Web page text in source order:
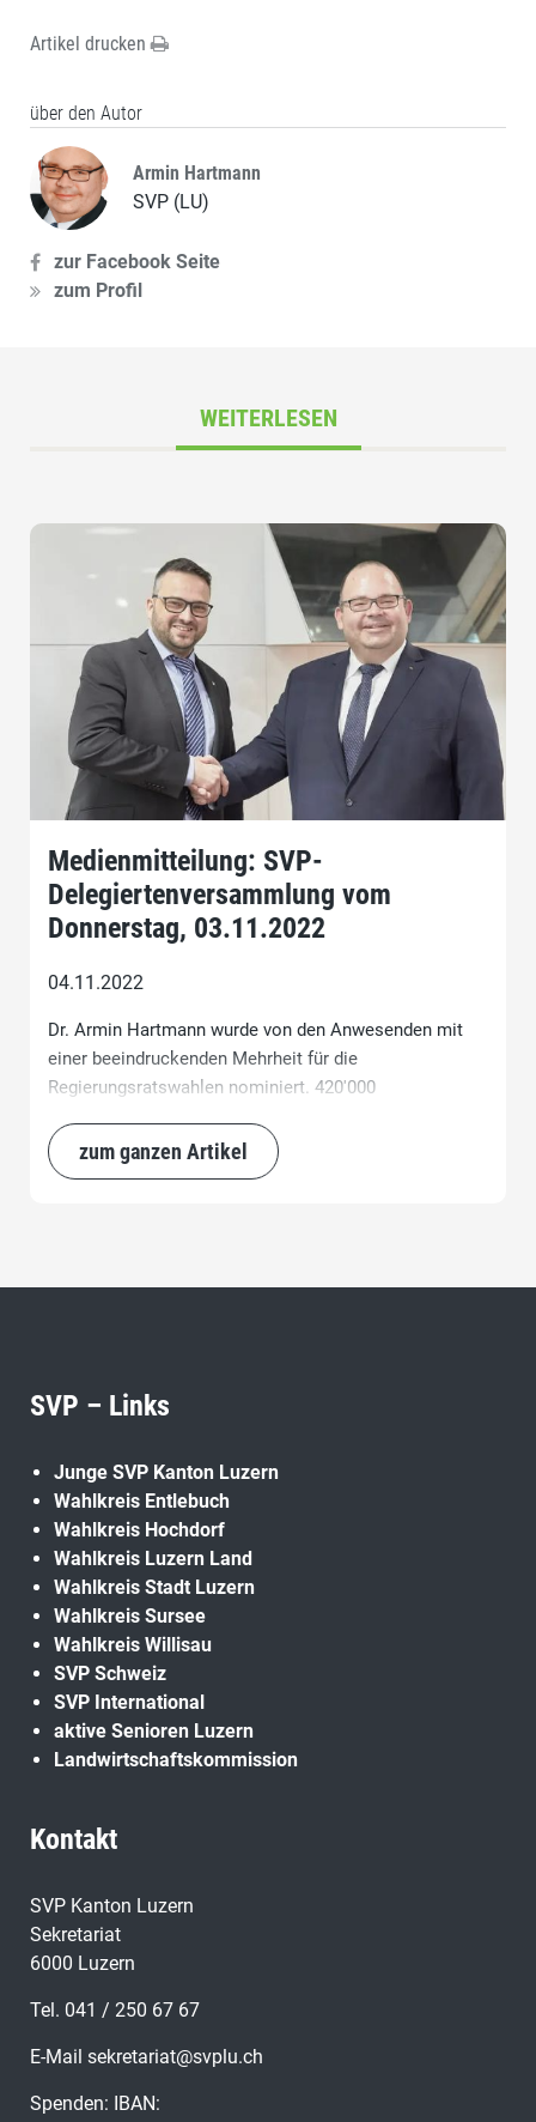
Artikel drucken
über den Autor
Armin Hartmann
SVP (LU)
zur Facebook Seite
zum Profil
WEITERLESEN
Medienmitteilung: SVP-
Delegiertenversammlung vom
Donnerstag, 03.11.2022
04.11.2022
Dr. Armin Hartmann wurde von den Anwesenden mit
einer beeindruckenden Mehrheit für die
Regierungsratswahlen nominiert. 420'000
einmal erreicht werden.....
zum ganzen Artikel
SVP – Links
Junge SVP Kanton Luzern
Wahlkreis Entlebuch
Wahlkreis Hochdorf
Wahlkreis Luzern Land
Wahlkreis Stadt Luzern
Wahlkreis Sursee
Wahlkreis Willisau
SVP Schweiz
SVP International
aktive Senioren Luzern
Landwirtschaftskommission
Kontakt
SVP Kanton Luzern
Sekretariat
6000 Luzern
Tel. 041 / 250 67 67
E-Mail sekretariat@svplu.ch
Spenden: IBAN: